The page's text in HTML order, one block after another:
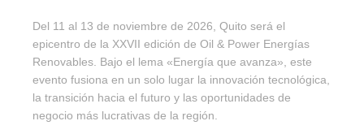
Del 11 al 13 de noviembre de 2026, Quito será el
epicentro de la XXVII edición de Oil & Power Energías
Renovables. Bajo el lema «Energía que avanza», este
evento fusiona en un solo lugar la innovación tecnológica,
la transición hacia el futuro y las oportunidades de
negocio más lucrativas de la región.